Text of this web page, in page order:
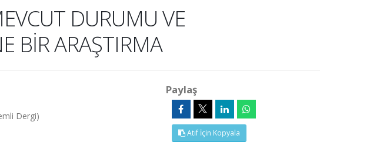
DURUMU VE
BİR ARAŞTIRMA
Dergi)
Paylaş
Atıf İçin Kopyala